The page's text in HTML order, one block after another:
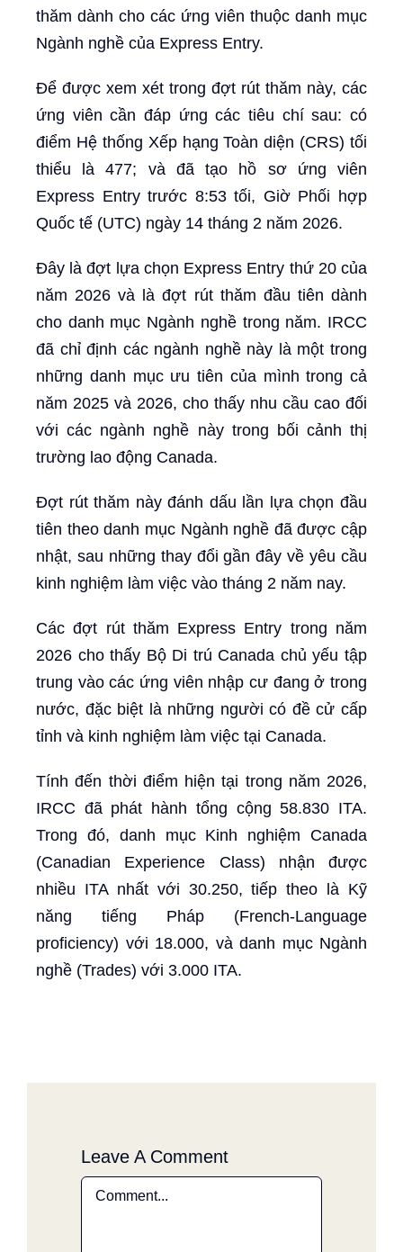
thăm dành cho các ứng viên thuộc danh mục
Ngành nghề của Express Entry.
Để được xem xét trong đợt rút thăm này, các
ứng viên cần đáp ứng các tiêu chí sau: có
điểm Hệ thống Xếp hạng Toàn diện (CRS) tối
thiểu là 477; và đã tạo hồ sơ ứng viên
Express Entry trước 8:53 tối, Giờ Phối hợp
Quốc tế (UTC) ngày 14 tháng 2 năm 2026.
Đây là đợt lựa chọn Express Entry thứ 20 của
năm 2026 và là đợt rút thăm đầu tiên dành
cho danh mục Ngành nghề trong năm. IRCC
đã chỉ định các ngành nghề này là một trong
những danh mục ưu tiên của mình trong cả
năm 2025 và 2026, cho thấy nhu cầu cao đối
với các ngành nghề này trong bối cảnh thị
trường lao động Canada.
Đợt rút thăm này đánh dấu lần lựa chọn đầu
tiên theo danh mục Ngành nghề đã được cập
nhật, sau những thay đổi gần đây về yêu cầu
kinh nghiệm làm việc vào tháng 2 năm nay.
Các đợt rút thăm Express Entry trong năm
2026 cho thấy Bộ Di trú Canada chủ yếu tập
trung vào các ứng viên nhập cư đang ở trong
nước, đặc biệt là những người có đề cử cấp
tỉnh và kinh nghiệm làm việc tại Canada.
Tính đến thời điểm hiện tại trong năm 2026,
IRCC đã phát hành tổng cộng 58.830 ITA.
Trong đó, danh mục Kinh nghiệm Canada
(Canadian Experience Class) nhận được
nhiều ITA nhất với 30.250, tiếp theo là Kỹ
năng tiếng Pháp (French-Language
proficiency) với 18.000, và danh mục Ngành
nghề (Trades) với 3.000 ITA.
Leave A Comment
Comment